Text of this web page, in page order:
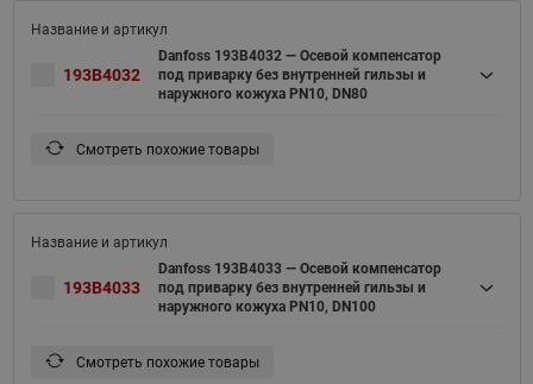
193B4032
Danfoss 193B4032 — Осевой компенсатор
под приварку без внутренней гильзы и
наружного кожуха PN10, DN80
Смотреть похожие товары
193B4033
Danfoss 193B4033 — Осевой компенсатор
под приварку без внутренней гильзы и
наружного кожуха PN10, DN100
Смотреть похожие товары